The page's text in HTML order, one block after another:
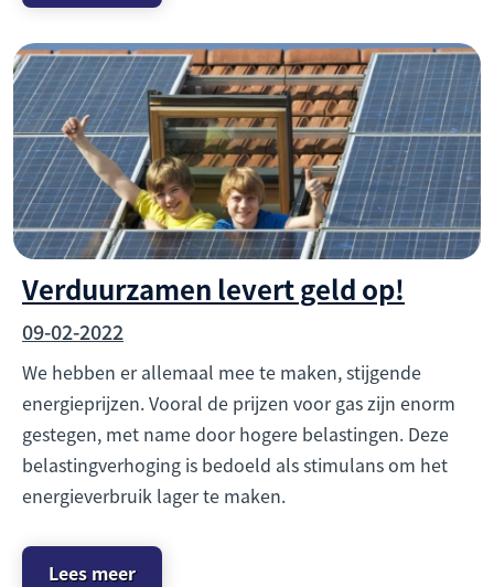
Verduurzamen levert geld op!
09-02-2022
We hebben er allemaal mee te maken, stijgende
energieprijzen. Vooral de prijzen voor gas zijn enorm
gestegen, met name door hogere belastingen. Deze
belastingverhoging is bedoeld als stimulans om het
energieverbruik lager te maken.
Lees meer